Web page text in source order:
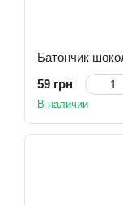
59 грн
В наличии